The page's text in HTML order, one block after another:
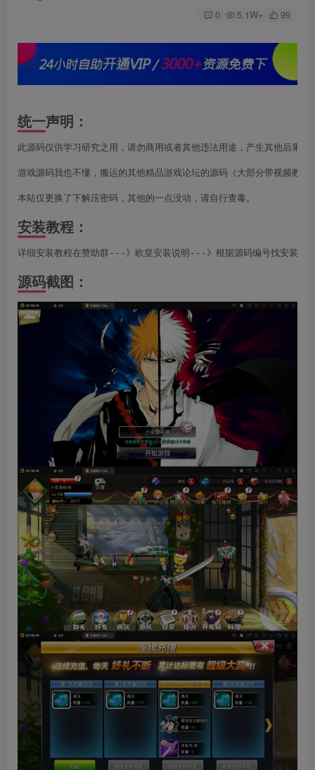
0 5.1W+ 99
统一声明：
此源码仅供学习研究之用，请勿商用或者其他违法用途，产生其他后果与
游戏源码我也不懂，搬运的其他精品游戏论坛的源码（大部分带视频教程
本站仅更换了下解压密码，其他的一点没动，请自行查毒。
安装教程：
详细安装教程在赞助群---》欧皇安装说明---》根据源码编号找安装说
源码截图：